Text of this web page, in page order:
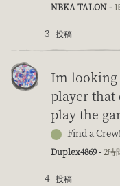
NBKA TALON -
3 投稿
Im looking
player that
play the
Find a Crew!
Duplex4869 -2時
4 投稿